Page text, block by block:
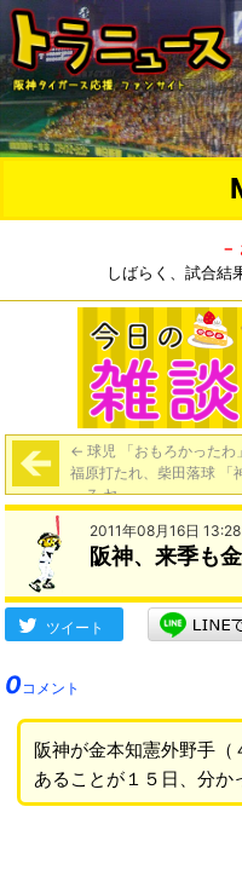
－
しばらく、試合結
← 球児 「おもろかったわ」
福原打たれ、柴田落球 「
－７ ヤ」
2011年08月16日 13:28
阪神、来季も
ツイート
0コメント
阪神が金本知憲外野手（
あることが１５日、分か